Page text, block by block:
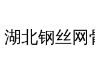
北钢丝